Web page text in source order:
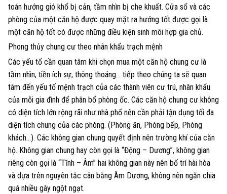
toán hướng gió khổ bị cản, tầm nhìn bị che khuất. Cửa sổ và các
phòng của một căn hộ được quay mặt ra hướng tốt được gọi là
một căn hộ tốt có được những điều kiện sinh môi hợp gia chủ.
Phong thủy chung cư theo nhân khẩu trạch mệnh
Các yếu tố cần quan tâm khi chọn mua một căn hộ chung cư là
tầm nhìn, tiền ích sự, thông thoáng… tiếp theo chúng ta sẽ quan
tâm đến yếu tố mệnh trạch của các thành viên cư trú, nhân khẩu
của mỗi gia đình để phân bổ phòng ốc. Các căn hộ chung cư không
có diện tích lớn rộng rãi như nhà phố nên cần phải tận dụng tối đa
diện tích chung của các phòng. (Phòng ăn, Phòng bếp, Phòng
khách…). Các không gian chung quyết định nên trường khí của căn
hộ. Không gian chung hay còn gọi là “Động – Dương”, không gian
riêng còn gọi là “Tĩnh – Âm” hai không gian này nên bố trí hài hòa
và dựa trên nguyên tắc cân bằng Âm Dương, không nên ngăn chia
quá nhiều gây ngột ngạt.